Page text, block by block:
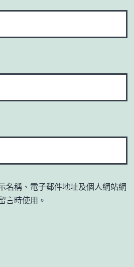
名稱、電子郵件地址及個人網站網
言時使用。